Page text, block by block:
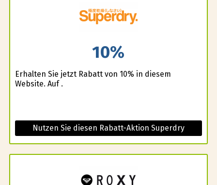
10%
Erhalten Sie jetzt Rabatt von 10% in diesem
Website. Auf .
Nutzen Sie diesen Rabatt-Aktion Superdry